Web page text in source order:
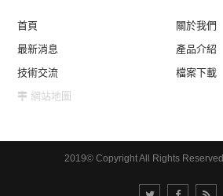
首頁
關於我們
最新消息
產品介紹
技術交流
檔案下載
網站地圖
2019© Copyright All Rights Reserved